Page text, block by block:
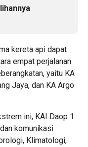
kereta api dapat
empat perjalanan
yaitu KA
Jaya, dan KA Argo
ini, KAI Daop 1
komunikasi
Klimatologi,